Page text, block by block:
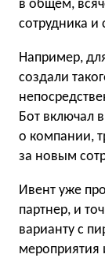
в общем,
сотрудника и
Например,
создали
Бот включал
о компании,
за новым
Ивент уже
партнер, и
варианту с
мероприятия